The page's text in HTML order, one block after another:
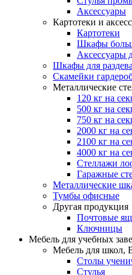
Аксессуары
Картотеки и
Картотеки
Шкафы
Аксессуары
Шкафы для
Скамейки
Металлические
120 кг на
500 кг на
750 кг на
2000 кг на
2100 кг на
4000 кг на
Стеллажи
Гаражные
Металлические
Тумбы офисные
Другая продукция
Почтовые
Ключницы
Мебель для учебных
Мебель для школ,
Столы
Стулья